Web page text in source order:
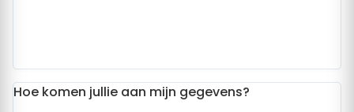
Hoe komen jullie aan mijn gegevens?